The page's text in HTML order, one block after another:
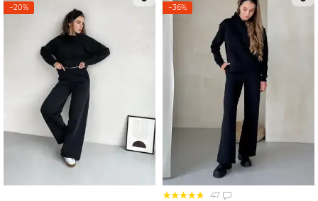
−20% −36%
47